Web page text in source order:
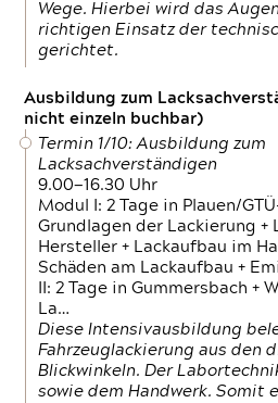
Wege. Hierbei wird das
richtigen Einsatz der
gerichtet.
Ausbildung zum
nicht einzeln buchbar)
Termin 1/10: Ausbildung zum
Lacksachverständigen
9.00—16.30 Uhr
Modul I: 2 Tage in Plauen/
Grundlagen der Lackierung +
Hersteller + Lackaufbau im
Schäden am Lackaufbau +
II: 2 Tage in Gummersbach +
La…
Diese Intensivausbildung
Fahrzeuglackierung aus den
Blickwinkeln. Der
sowie dem Handwerk. Somit